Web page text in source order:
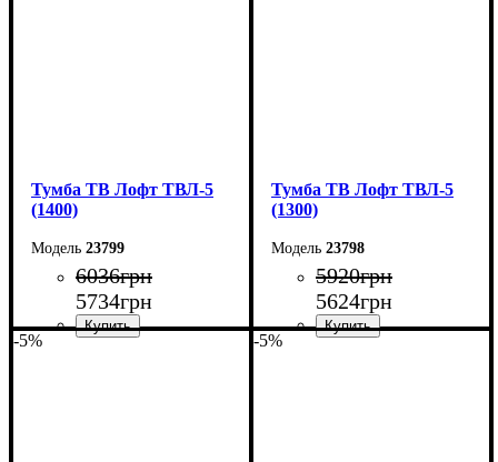
Тумба ТВ Лофт ТВЛ-5
(1400)
23799
6036грн
5734грн
Тумба ТВ Лофт ТВЛ-5
(1300)
23798
5920грн
5624грн
-5% -5%